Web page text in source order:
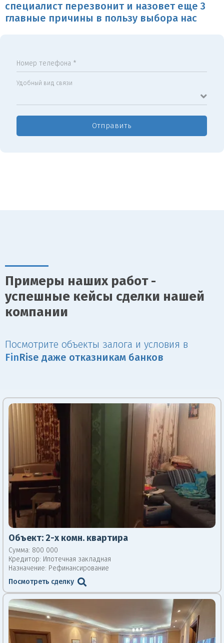
специалист перезвонит и назовет еще 3
главные причины в пользу выбора нас
Номер телефона *
Удобный вид связи
Отправить
Примеры наших работ -
успешные кейсы сделки нашей
компании
Посмотрите объекты залога и условия в
Fin Rise даже отказникам банков
Объект: 2-х комн. квартира
Сумма: 800 000
Кредитор: Ипотечная закладная
Назначение: Рефинансирование
Посмотреть сделку